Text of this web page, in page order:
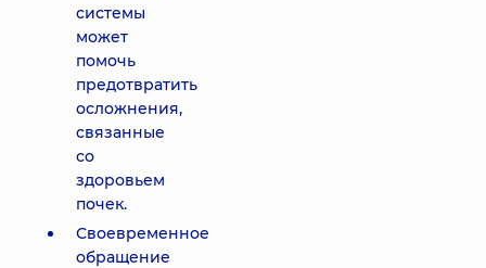
системы
может
помочь
предотвратить
осложнения,
связанные
со
здоровьем
почек.
Своевременное
обращение